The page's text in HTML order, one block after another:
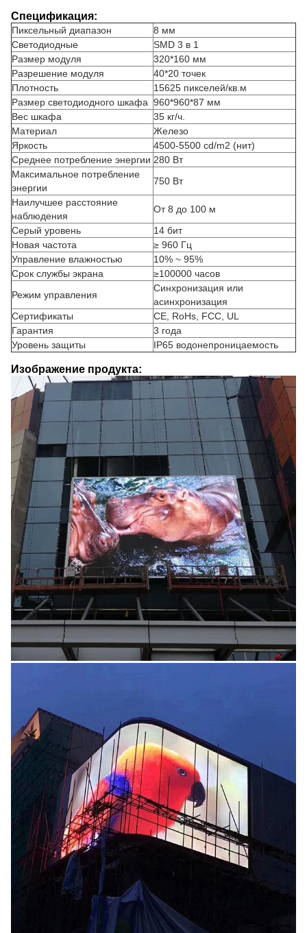
Спецификация:
Пиксельный диапазон
8 мм
Светодиодные
SMD 3 в 1
Размер модуля
320*160 мм
Разрешение модуля
40*20 точек
Плотность
15625 пикселей/кв.м
Размер светодиодного шкафа 960*960*87 мм
Вес шкафа
35 кг/ч.
Материал
Железо
Яркость
4500-5500 cd/m2 (нит)
Среднее потребление энергии 280 Вт
Максимальное потребление
энергии
750 Вт
Наилучшее расстояние
наблюдения
От 8 до 100 м
Серый уровень
14 бит
Новая частота
≥ 960 Гц
Управление влажностью
10% ~ 95%
Срок службы экрана
≥100000 часов
Режим управления
Синхронизация или
асинхронизация
Сертификаты
CE, RoHs, FCC, UL
Гарантия
3 года
Уровень защиты
IP65 водонепроницаемость
Изображение продукта: